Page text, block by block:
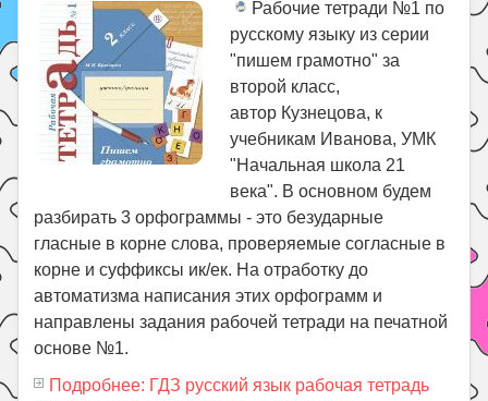
Рабочие тетради №1 по
русскому языку из серии
"пишем грамотно" за
второй класс,
автор Кузнецова, к
учебникам Иванова, УМК
"Начальная школа 21
века". В основном будем
разбирать 3 орфограммы - это безударные
гласные в корне слова, проверяемые согласные в
корне и суффиксы ик/ек. На отработку до
автоматизма написания этих орфограмм и
направлены задания рабочей тетради на печатной
основе №1.
Подробнее: ГДЗ русский язык рабочая тетрадь